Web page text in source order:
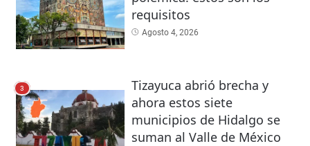
requisitos
Agosto 4, 2026
3
Tizayuca abrió brecha y
ahora estos siete
municipios de Hidalgo se
suman al Valle de México